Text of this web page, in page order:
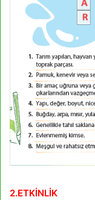
2.ETKİNLİK